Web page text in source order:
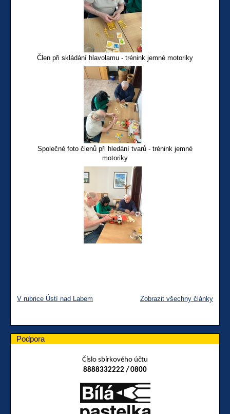
Člen při skládání hlavolamu - trénink jemné motoriky
Společné foto členů při hledání tvarů - trénink jemné
motoriky
V rubrice Ústí nad Labem Zobrazit všechny články
Podpora
Číslo sbírkového účtu
8888332222 / 0800